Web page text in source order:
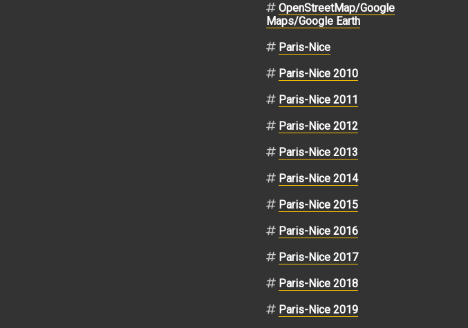
OpenStreetMap/Google
Maps/Google Earth
Paris-Nice
Paris-Nice 2010
Paris-Nice 2011
Paris-Nice 2012
Paris-Nice 2013
Paris-Nice 2014
Paris-Nice 2015
Paris-Nice 2016
Paris-Nice 2017
Paris-Nice 2018
Paris-Nice 2019